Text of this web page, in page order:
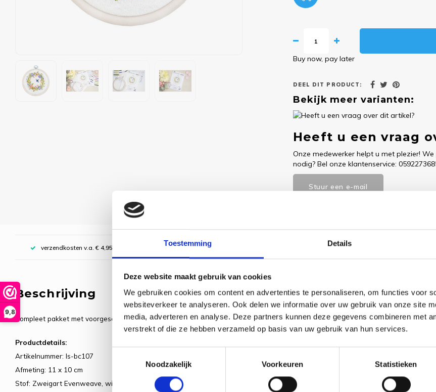
Toestemming Details
Deze website maakt gebruik van cookies
We gebruiken cookies om content en advertenties te personaliseren, om functies voor
websiteverkeer te analyseren. Ook delen we informatie over uw gebruik van onze site
media, adverteren en analyse. Deze partners kunnen deze gegevens combineren met
verstrekt of die ze hebben verzameld op basis van uw gebruik van hun services.
Noodzakelijk
Voorkeuren Statistieken
9,8
Buy now, pay later
DEEL DIT PRODUCT:
Bekijk meer varianten:
Heeft u een vraag
Onze medewerker helpt u met plezier!
nodig? Bel onze klantenservice:
Stuur een e-mail
verzendkosten v.a. € 4,95, boven € 70,00 gratis (NL) Goedgekeurd door Webwinkelkeur
Beschrijving
Compleet pakket met voorgesorteerde borduurgarens. Inclusief de benodigde borduurstof, garens, patroon, naald en beschrijving.
Productdetails:
Artikelnummer: ls-bc107
Afmeting: 11 x 10 cm
Stof: Zweigart Evenweave, wit